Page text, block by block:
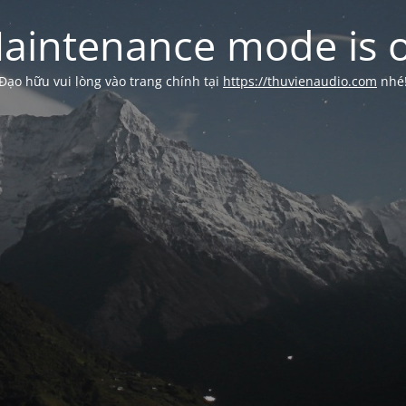
mode is
hữu vui lòng vào trang chính tại https://thuvienaudio.com